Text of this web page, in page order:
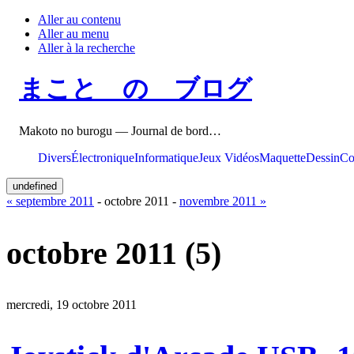
Aller au contenu
Aller au menu
Aller à la recherche
まこと の ブログ
Makoto no burogu — Journal de bord…
DiversÉlectroniqueInformatiqueJeux VidéosMaquetteDessin
undefined
« septembre 2011 - octobre 2011 - novembre 2011 »
octobre 2011 (5)
mercredi, 19 octobre 2011